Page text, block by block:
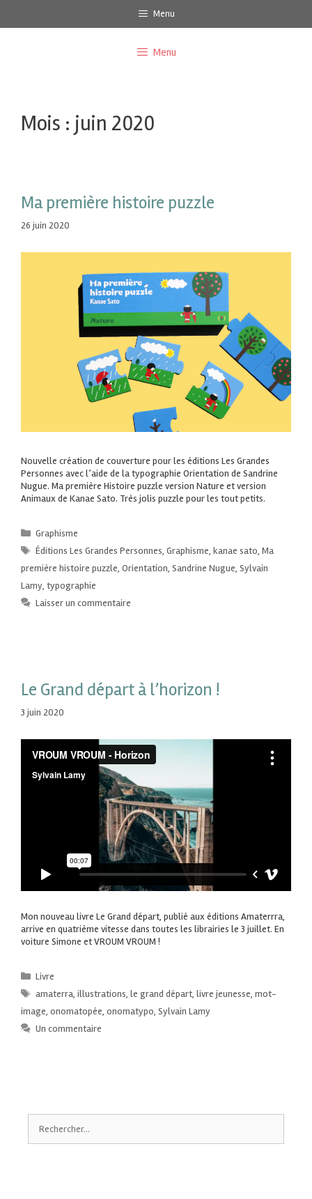
Menu
Menu
Mois : juin 2020
Ma première histoire puzzle
26 juin 2020
Nouvelle création de couverture pour les éditions Les Grandes
Personnes avec l’aide de la typographie Orientation de Sandrine
Nugue. Ma première Histoire puzzle version Nature et version
Animaux de Kanae Sato. Très jolis puzzle pour les tout petits.
Graphisme
Éditions Les Grandes Personnes,Graphisme,kanae sato,Ma
première histoire puzzle, Orientation, Sandrine Nugue, Sylvain
Lamy, typographie
Laisser un commentaire
Le Grand départ à l’horizon !
3 juin 2020
Mon nouveau livre Le Grand départ, publié aux éditions Amaterrra,
arrive en quatrième vitesse dans toutes les librairies le 3 juillet. En
voiture Simone et VROUM VROUM !
Livre
amaterra,illustrations,le grand départ,livre jeunesse,mot-
image, onomatopée, onomatypo, Sylvain Lamy
Un commentaire